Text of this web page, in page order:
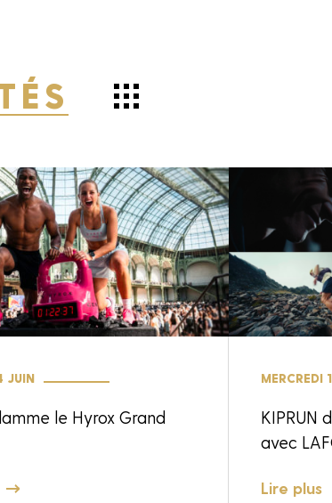
JUIN
le Hyrox Grand
MERCREDI
KIPRUN
avec
Lire plus